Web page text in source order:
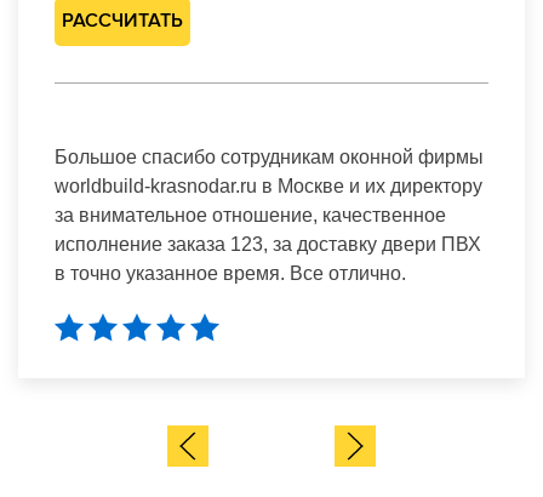
РАССЧИТАТЬ
Большое спасибо сотрудникам оконной фирмы
worldbuild-krasnodar.ru в Москве и их директору
за внимательное отношение, качественное
исполнение заказа 123, за доставку двери ПВХ
в точно указанное время. Все отлично.